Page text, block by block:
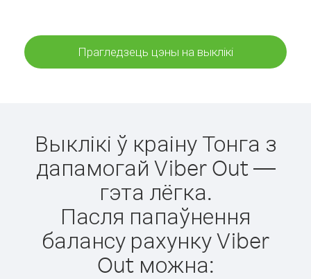
Прагледзець цэны на выклікі
Выклікі ў краіну Тонга з
дапамогай Viber Out —
гэта лёгка.
Пасля папаўнення
балансу рахунку Viber
Out можна: